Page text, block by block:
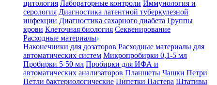
цитология Лабораторные контроли Иммунология и
серология Диагностика латентной туберкулезной
инфекции Диагностика сахарного диабета Группы
крови Клеточная биология Секвенирование
Расходные материалы
Наконечники для дозаторов Расходные материалы для
автоматических систем Микропробирки 0,1-5 мл
Пробирки 5-50 мл Пробирки для ИФА и
автоматических анализаторов Планшеты Чашки Петри
Петли бактериологические Пипетки Пастера Штативы